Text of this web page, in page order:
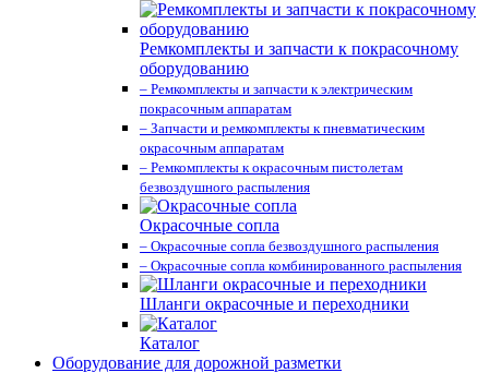
Ремкомплекты и запчасти к покрасочному
оборудованию
– Ремкомплекты и запчасти к электрическим
покрасочным аппаратам
– Запчасти и ремкомплекты к пневматическим
окрасочным аппаратам
– Ремкомплекты к окрасочным пистолетам
безвоздушного распыления
Окрасочные сопла
– Окрасочные сопла безвоздушного распыления
– Окрасочные сопла комбинированного распыления
Шланги окрасочные и переходники
Каталог
Оборудование для дорожной разметки